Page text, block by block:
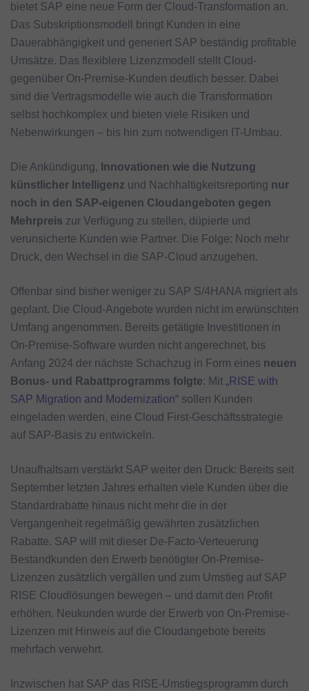
bietet SAP eine neue Form der Cloud-Transformation an.
Das Subskriptionsmodell bringt Kunden in eine
Dauerabhängigkeit und generiert SAP beständig profitable
Umsätze. Das flexiblere Lizenzmodell stellt Cloud-
gegenüber On-Premise-Kunden deutlich besser. Dabei
sind die Vertragsmodelle wie auch die Transformation
selbst hochkomplex und bieten viele Risiken und
Nebenwirkungen – bis hin zum notwendigen IT-Umbau.
Die Ankündigung, Innovationen wie die Nutzung
künstlicher Intelligenz und Nachhaltigkeitsreporting nur
noch in den SAP-eigenen Cloudangeboten gegen
Mehrpreis zur Verfügung zu stellen, düpierte und
verunsicherte Kunden wie Partner. Die Folge: Noch mehr
Druck, den Wechsel in die SAP-Cloud anzugehen.
Offenbar sind bisher weniger zu SAP S/4HANA migriert als
geplant. Die Cloud-Angebote wurden nicht im erwünschten
Umfang angenommen. Bereits getätigte Investitionen in
On-Premise-Software wurden nicht angerechnet, bis
Anfang 2024 der nächste Schachzug in Form eines neuen
Bonus- und Rabattprogramms folgte: Mit „RISE with
SAP Migration and Modernization“ sollen Kunden
eingeladen werden, eine Cloud First-Geschäftsstrategie
auf SAP-Basis zu entwickeln.
Unaufhaltsam verstärkt SAP weiter den Druck: Bereits seit
September letzten Jahres erhalten viele Kunden über die
Standardrabatte hinaus nicht mehr die in der
Vergangenheit regelmäßig gewährten zusätzlichen
Rabatte. SAP will mit dieser De-Facto-Verteuerung
Bestandkunden den Erwerb benötigter On-Premise-
Lizenzen zusätzlich vergällen und zum Umstieg auf SAP
RISE Cloudlösungen bewegen – und damit den Profit
erhöhen. Neukunden wurde der Erwerb von On-Premise-
Lizenzen mit Hinweis auf die Cloudangebote bereits
mehrfach verwehrt.
Inzwischen hat SAP das RISE-Umstiegsprogramm durch